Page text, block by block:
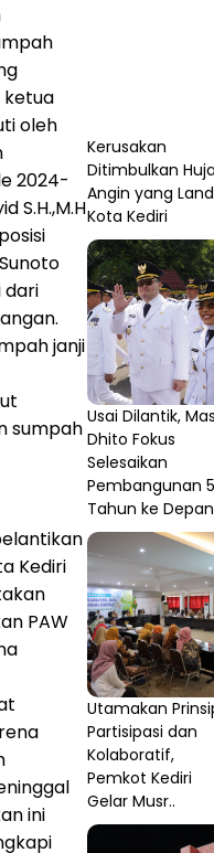
ketua
oleh
2024-
S.H.,M.H
dari
janji
sumpah
Kediri
PAW
ini
Kerusakan
Ditimbulkan
Angin yang
Kota Kediri
Usai Dilantik,
Dhito Fokus
Selesaikan
Pembangunan 5
Tahun ke Depan
Utamakan
Partisipasi dan
Kolaboratif,
Pemkot Kediri
Gelar Musr..